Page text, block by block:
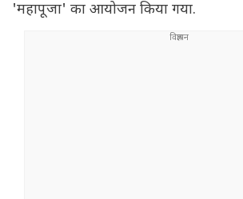
'महापूजा' का आयोजन किया गया.